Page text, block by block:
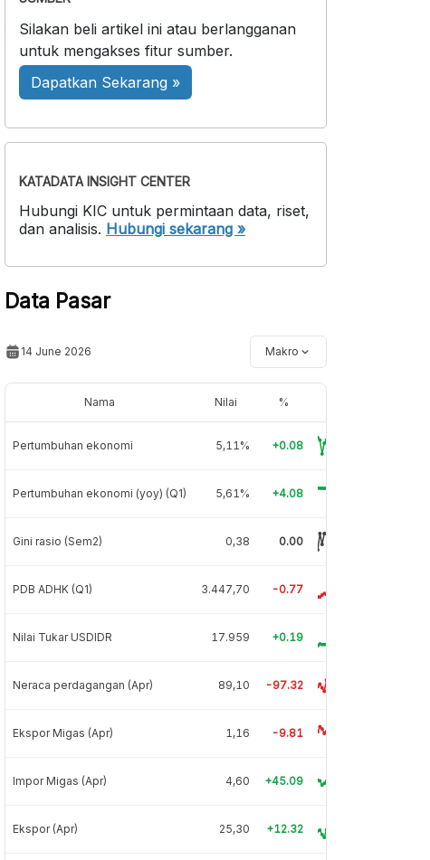
Silakan beli artikel ini atau berlangganan
untuk mengakses fitur sumber.
Dapatkan Sekarang »
KATADATA INSIGHT CENTER
Hubungi KIC untuk permintaan data, riset,
dan analisis. Hubungi sekarang »
Data Pasar
14 June 2026 Makro
Nama Nilai %
Pertumbuhan ekonomi 5,11% +0.08
Pertumbuhan ekonomi (yoy) (Q1) 5,61% +4.08
Gini rasio (Sem2) 0,38 0.00
PDB ADHK (Q1) 3.447,70 -0.77
Nilai Tukar USDIDR 17.959 +0.19
Neraca perdagangan (Apr) 89,10 -97.32
Ekspor Migas (Apr) 1,16 -9.81
Impor Migas (Apr) 4,60 +45.09
Ekspor (Apr) 25,30 +12.32